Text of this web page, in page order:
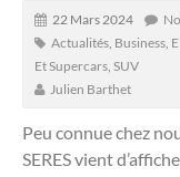
22 Mars 2024
Actualités Business
Et Supercars SUV
Julien Barthet
Peu connue chez
SERES vient